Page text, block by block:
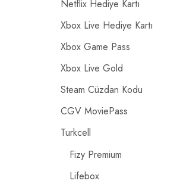
Netflix Hediye Kartı
Xbox Live Hediye Kartı
Xbox Game Pass
Xbox Live Gold
Steam Cüzdan Kodu
CGV MoviePass
Turkcell
Fizy Premium
Lifebox